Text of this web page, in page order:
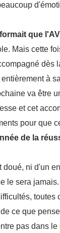
que
Mais cette
dès
à
va être
et cet
pour que
de la
ni d'un
le sera jamais.
toutes
ce que
pas dans